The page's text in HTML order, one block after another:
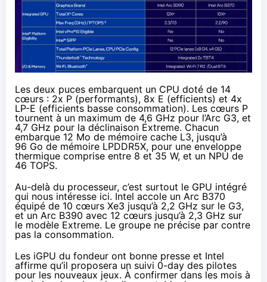
Les deux puces embarquent un CPU doté de 14
cœurs : 2x P (performants), 8x E (efficients) et 4x
LP-E (efficients basse consommation). Les cœurs P
tournent à un maximum de 4,6 GHz pour l’Arc G3, et
4,7 GHz pour la déclinaison Extreme. Chacun
embarque 12 Mo de mémoire cache L3, jusqu’à
96 Go de mémoire LPDDR5X, pour une enveloppe
thermique comprise entre 8 et 35 W, et un NPU de
46 TOPS.
Au-delà du processeur, c’est surtout le GPU intégré
qui nous intéresse ici. Intel accole un Arc B370
équipé de 10 cœurs Xe3 jusqu’à 2,2 GHz sur le G3,
et un Arc B390 avec 12 cœurs jusqu’à 2,3 GHz sur
le modèle Extreme. Le groupe ne précise par contre
pas la consommation.
Les iGPU du fondeur ont bonne presse et Intel
affirme qu’il proposera un suivi 0-day des pilotes
pour les nouveaux jeux. À confirmer dans les mois à